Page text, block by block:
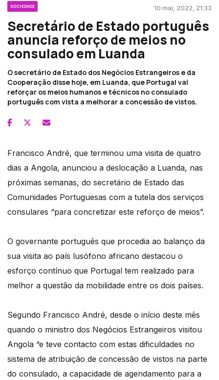
SOCIEDADE 10 mai, 2022, 21:33
Secretário de Estado português
anuncia reforço de meios no
consulado em Luanda
O secretário de Estado dos Negócios Estrangeiros e da
Cooperação disse hoje, em Luanda, que Portugal vai
reforçar os meios humanos e técnicos no consulado
português com vista a melhorar a concessão de vistos.
Francisco André, que terminou uma visita de quatro
dias a Angola, anunciou a deslocação a Luanda, nas
próximas semanas, do secretário de Estado das
Comunidades Portuguesas com a tutela dos serviços
consulares “para concretizar este reforço de meios”.
O governante português que procedia ao balanço da
sua visita ao país lusófono africano destacou o
esforço contínuo que Portugal tem realizado para
melhor a questão da mobilidade entre os dois países.
Segundo Francisco André, desde o início deste mês
quando o ministro dos Negócios Estrangeiros visitou
Angola “e teve contacto com estas dificuldades no
sistema de atribuição de concessão de vistos na parte
do consulado, a capacidade de agendamento para a